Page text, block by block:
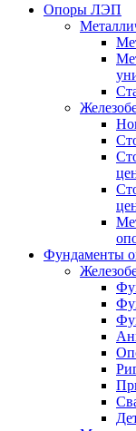
Опоры ЛЭП
Фундаменты